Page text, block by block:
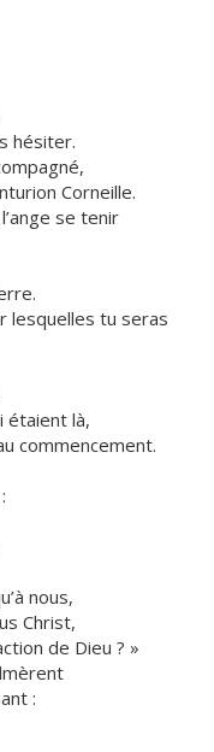
hésiter.
Corneille.
se tenir
lesquelles tu seras
étaient là,
commencement.
nous,
Christ,
de Dieu ? »
: